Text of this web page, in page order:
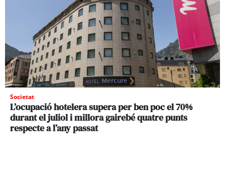
Societat
L’ocupació hotelera supera per ben poc el 70%
durant el juliol i millora gairebé quatre punts
respecte a l’any passat